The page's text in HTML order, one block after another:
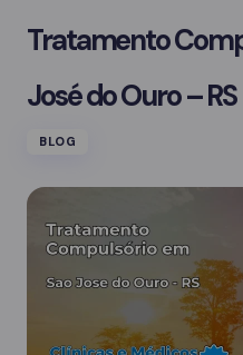
Tratamento
José do Ouro – RS
BLOG